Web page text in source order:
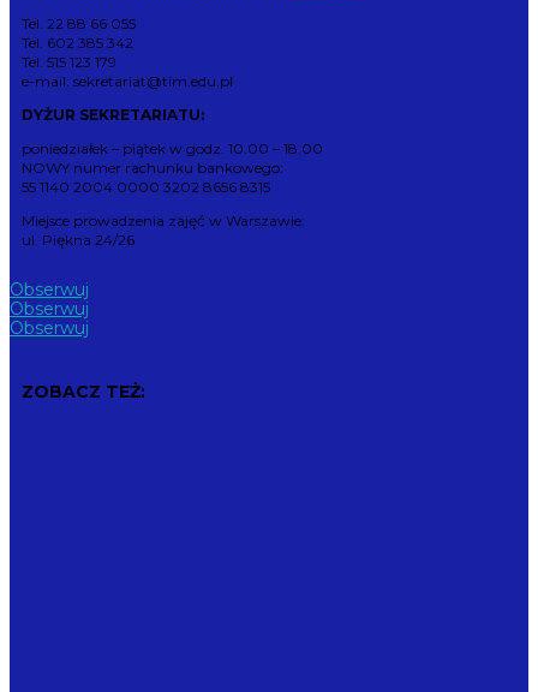
Tel. 22 88 66 055
Tel. 602 385 342
Tel. 515 123 179
e-mail: sekretariat@tim.edu.pl
DYŻUR SEKRETARIATU:
poniedziałek – piątek w godz. 10.00 – 18.00
NOWY numer rachunku bankowego:
55 1140 2004 0000 3202 8656 8315
Miejsce prowadzenia zajęć w Warszawie:
ul. Piękna 24/26
Obserwuj
Obserwuj
Obserwuj
ZOBACZ TEŻ: